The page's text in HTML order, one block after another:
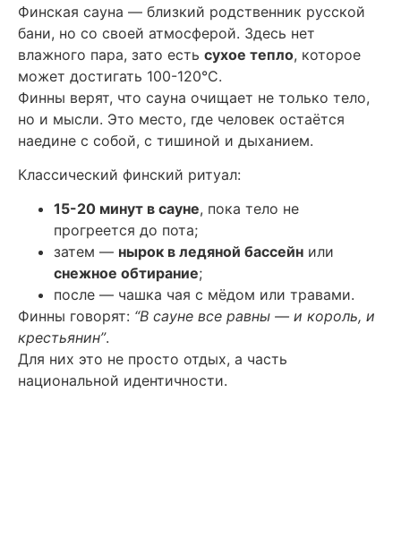
Финская сауна — близкий родственник русской
бани, но со своей атмосферой. Здесь нет
влажного пара, зато есть сухое тепло, которое
может достигать 100-120°C.
Финны верят, что сауна очищает не только тело,
но и мысли. Это место, где человек остаётся
наедине с собой, с тишиной и дыханием.
Классический финский ритуал:
15-20 минут в сауне, пока тело не
прогреется до пота;
затем — нырок в ледяной бассейн или
снежное обтирание;
после — чашка чая с мёдом или травами.
Финны говорят: “В сауне все равны — и король, и
крестьянин”.
Для них это не просто отдых, а часть
национальной идентичности.